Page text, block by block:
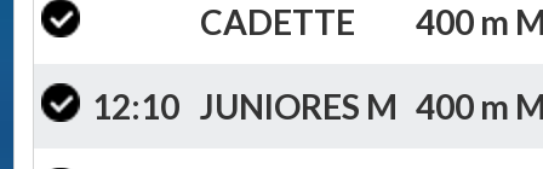
CADETTE 400 m
12:10 JUNIORES M 400 m